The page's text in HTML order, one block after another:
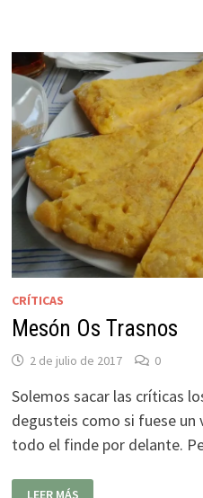
CRÍTICAS
Mesón Os Trasnos
2 de julio de 2017 0
Solemos sacar las críticas
degusteis como si fuese un
todo el finde por delante.
LEER MÁS